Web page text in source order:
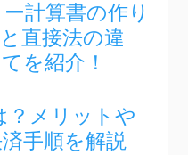
計算書の作り
直接法の違
を紹介！
？メリットや
手順を解説